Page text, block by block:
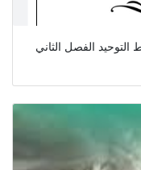
الفصل الثاني